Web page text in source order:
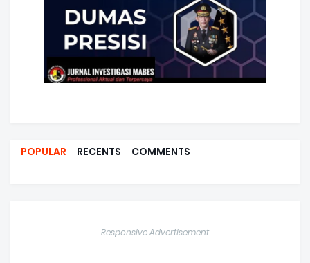
POPULAR RECENTS COMMENTS
Responsive Advertisement